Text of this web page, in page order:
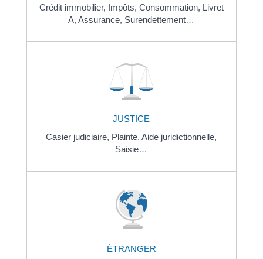
Crédit immobilier, Impôts, Consommation, Livret
A,Assurance, Surendettement…
JUSTICE
Casier judiciaire, Plainte,Aide juridictionnelle,
Saisie…
ÉTRANGER